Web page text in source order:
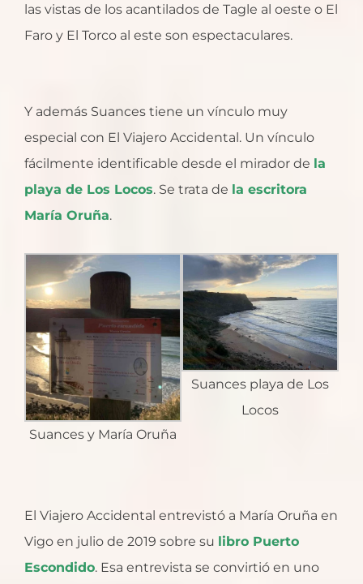
las vistas de los acantilados de Tagle al oeste o El
Faro y El Torco al este son espectaculares.
Y además Suances tiene un vínculo muy
especial con El Viajero Accidental. Un vínculo
fácilmente identificable desde el mirador de la
playa de Los Locos. Se trata de la escritora
María Oruña.
Suances y María Oruña
Suances playa de Los
Locos
El Viajero Accidental entrevistó a María Oruña en
Vigo en julio de 2019 sobre su libro Puerto
Escondido. Esa entrevista se convirtió en uno